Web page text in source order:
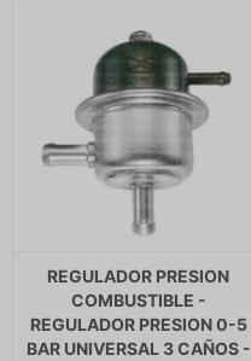
REGULADOR PRESION
COMBUSTIBLE -
REGULADOR PRESION 0-5
BAR UNIVERSAL 3 CAÑOS -